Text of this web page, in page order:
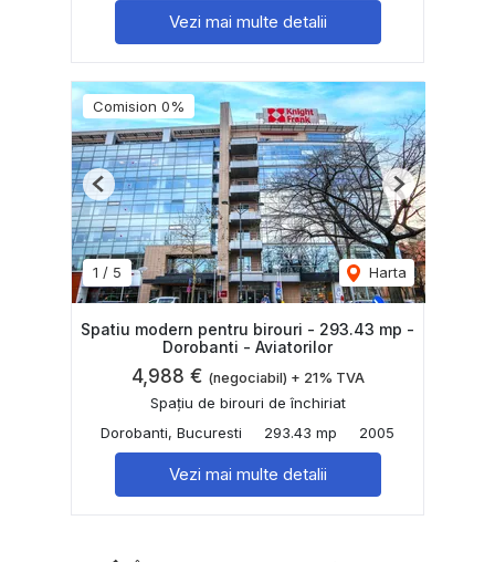
Vezi mai multe detalii
Comision 0%
1 / 5 Harta
Previous Next
Spatiu modern pentru birouri - 293.43 mp -
Dorobanti - Aviatorilor
4,988 € (negociabil) + 21% TVA
Spațiu de birouri de închiriat
Dorobanti, Bucuresti
293.43 mp 2005
Vezi mai multe detalii